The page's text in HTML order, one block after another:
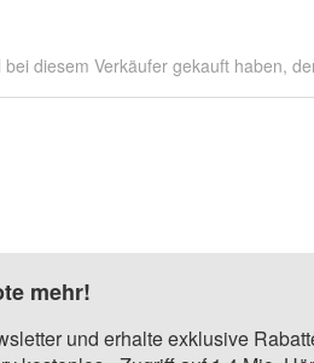
diesem Verkäufer gekauft haben,
mehr!
und erhalte exklusive